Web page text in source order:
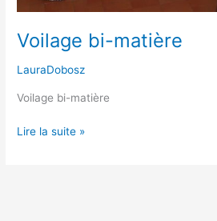
Voilage bi-matière
LauraDobosz
Voilage bi-matière
Lire la suite »